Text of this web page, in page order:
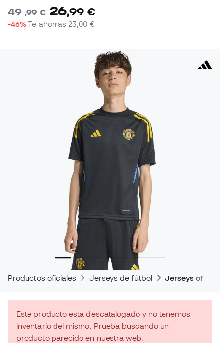
49,99 € 26,99 €
-46% Te ahorras 23,00 €
Productos oficiales Jerseys de fútbol Jerseys
Este producto está descatalogado y no tenemos
inventario del mismo. Prueba buscando un
producto parecido en nuestra web.